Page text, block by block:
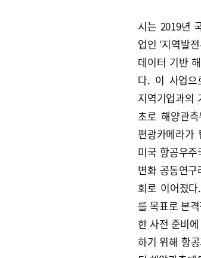
시는 2019년
업인 ‘지역발
데이터 기반
다. 이 사업으
지역기업과의
초로 해양관
편광카메라가
미국 항공우
변화 공동연
회로 이어졌
를 목표로 본
한 사전 준비
하기 위해 항